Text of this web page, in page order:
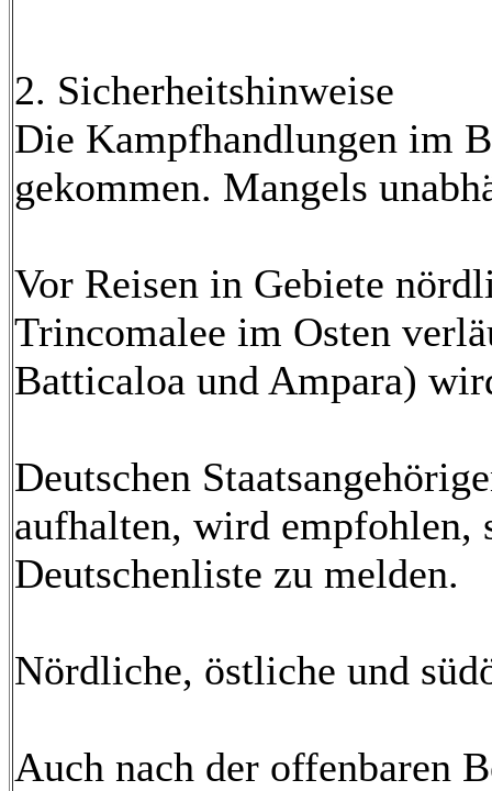
2. Sicherheitshinweise
Die Kampfhandlungen im
gekommen. Mangels
Vor Reisen in Gebiete
Trincomalee im Osten
Batticaloa und Ampara)
Deutschen
aufhalten, wird empfohlen,
Deutschenliste zu melden.
Nördliche, östliche und
Auch nach der offenbaren